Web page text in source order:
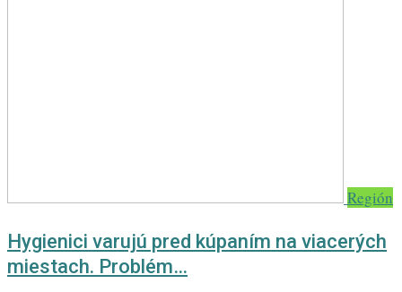
Región
Hygienici varujú pred kúpaním na viacerých
miestach. Problém…